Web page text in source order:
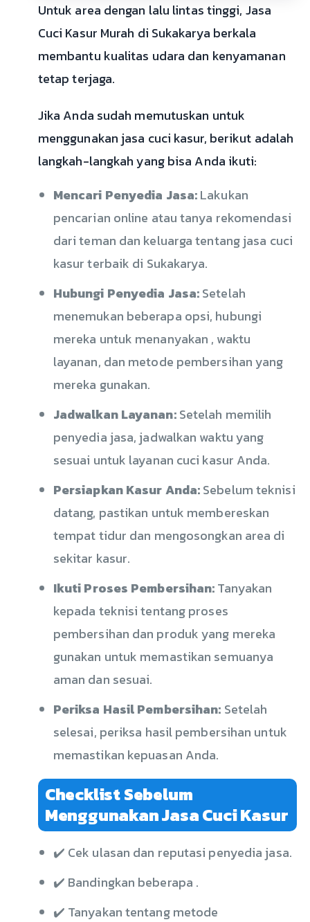
Untuk area dengan lalu lintas tinggi, Jasa
Cuci Kasur Murah di Sukakarya berkala
membantu kualitas udara dan kenyamanan
tetap terjaga.
Jika Anda sudah memutuskan untuk
menggunakan jasa cuci kasur, berikut adalah
langkah-langkah yang bisa Anda ikuti:
Mencari Penyedia Jasa:Lakukan
pencarian online atau tanya rekomendasi
dari teman dan keluarga tentang jasa cuci
kasur terbaik di Sukakarya.
Hubungi Penyedia Jasa:Setelah
menemukan beberapa opsi, hubungi
mereka untuk menanyakan , waktu
layanan, dan metode pembersihan yang
mereka gunakan.
Jadwalkan Layanan:Setelah memilih
penyedia jasa, jadwalkan waktu yang
sesuai untuk layanan cuci kasur Anda.
Persiapkan Kasur Anda:Sebelum teknisi
datang, pastikan untuk membereskan
tempat tidur dan mengosongkan area di
sekitar kasur.
Ikuti Proses Pembersihan:Tanyakan
kepada teknisi tentang proses
pembersihan dan produk yang mereka
gunakan untuk memastikan semuanya
aman dan sesuai.
Periksa Hasil Pembersihan: Setelah
selesai, periksa hasil pembersihan untuk
memastikan kepuasan Anda.
Checklist Sebelum
Menggunakan Jasa Cuci Kasur
✔️ Cek ulasan dan reputasi penyedia jasa.
✔️ Bandingkan beberapa .
✔️ Tanyakan tentang metode